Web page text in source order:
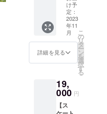
を予定
してま
す。 現
在会員
でない
方は会
員登録
会費
１，０
００
円)。利
シャツ
(定価３
５００
円) お礼
メール
リター
ンの有
は1年間
２ヶ月
フリー
パスを
利用開
円 １
０枠 土
日限
定・午
前のみ
有効２
時間貸
切９
時〜１
（最大
３０名
まで１
５名以
け予
定：
2023
年11
月
詳細を見る
こ
の
リ
タ
ー
ン
を
選
択
す
る
19,
000 円
【ス